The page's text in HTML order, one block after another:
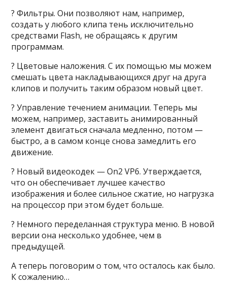
? Фильтры. Они позволяют нам, например,
создать у любого клипа тень исключительно
средствами Flash, не обращаясь к другим
программам.
? Цветовые наложения. С их помощью мы можем
смешать цвета накладывающихся друг на друга
клипов и получить таким образом новый цвет.
? Управление течением анимации. Теперь мы
можем, например, заставить анимированный
элемент двигаться сначала медленно, потом —
быстро, а в самом конце снова замедлить его
движение.
? Новый видеокодек — On2 VP6. Утверждается,
что он обеспечивает лучшее качество
изображения и более сильное сжатие, но нагрузка
на процессор при этом будет больше.
? Немного переделанная структура меню. В новой
версии она несколько удобнее, чем в
предыдущей.
А теперь поговорим о том, что осталось как было.
К сожалению…